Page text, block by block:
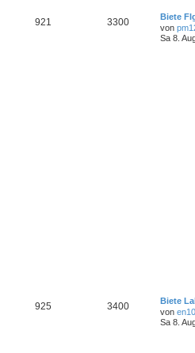
921 3300
Biete
von
Sa 8.
925 3400
Biete
von
Sa 8.